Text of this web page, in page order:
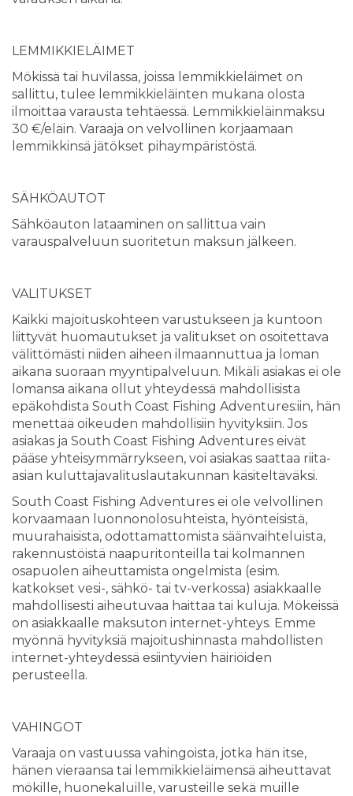
LEMMIKKIELÄIMET
Mökissä tai huvilassa, joissa lemmikkieläimet on
sallittu, tulee lemmikkieläinten mukana olosta
ilmoittaa varausta tehtäessä. Lemmikkieläinmaksu
30 €/eläin. Varaaja on velvollinen korjaamaan
lemmikkinsä jätökset pihaympäristöstä.
SÄHKÖAUTOT
Sähköauton lataaminen on sallittua vain
varauspalveluun suoritetun maksun jälkeen.
VALITUKSET
Kaikki majoituskohteen varustukseen ja kuntoon
liittyvät huomautukset ja valitukset on osoitettava
välittömästi niiden aiheen ilmaannuttua ja loman
aikana suoraan myyntipalveluun. Mikäli asiakas ei ole
lomansa aikana ollut yhteydessä mahdollisista
epäkohdista South Coast Fishing Adventures:iin, hän
menettää oikeuden mahdollisiin hyvityksiin. Jos
asiakas ja South Coast Fishing Adventures eivät
pääse yhteisymmärrykseen, voi asiakas saattaa riita-
asian kuluttajavalituslautakunnan käsiteltäväksi.
South Coast Fishing Adventures ei ole velvollinen
korvaamaan luonnonolosuhteista, hyönteisistä,
muurahaisista, odottamattomista säänvaihteluista,
rakennustöistä naapuritonteilla tai kolmannen
osapuolen aiheuttamista ongelmista (esim.
katkokset vesi-, sähkö- tai tv-verkossa) asiakkaalle
mahdollisesti aiheutuvaa haittaa tai kuluja. Mökeissä
on asiakkaalle maksuton internet-yhteys. Emme
myönnä hyvityksiä majoitushinnasta mahdollisten
internet-yhteydessä esiintyvien häiriöiden
perusteella.
VAHINGOT
Varaaja on vastuussa vahingoista, jotka hän itse,
hänen vieraansa tai lemmikkieläimensä aiheuttavat
mökille, huonekaluille, varusteille sekä muille